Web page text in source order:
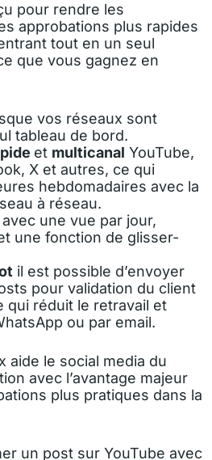
pour rendre les
approbations plus rapides
tout en un seul
que vous gagnez en
vos réseaux sont
tableau de bord.
et multicanal YouTube,
X et autres, ce qui
hebdomadaires avec la
à réseau.
avec une vue par jour,
une fonction de glisser-
il est possible d’envoyer
pour validation du client
qui réduit le retravail et
ou par email.
aide le social media du
avec l’avantage majeur
plus pratiques dans la
un post sur YouTube avec